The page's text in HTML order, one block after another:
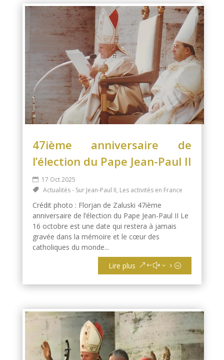
47ième anniversaire de
l’élection du Pape Jean-Paul II
17 Oct 2025
Actualités - Sur Jean-Paul II, Les activités en France
Crédit photo : Florjan de Zaluski 47ième
anniversaire de l’élection du Pape Jean-Paul II Le
16 octobre est une date qui restera à jamais
gravée dans la mémoire et le cœur des
catholiques du monde...
Lire plus